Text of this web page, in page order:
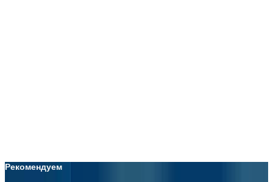
Рекомендуем